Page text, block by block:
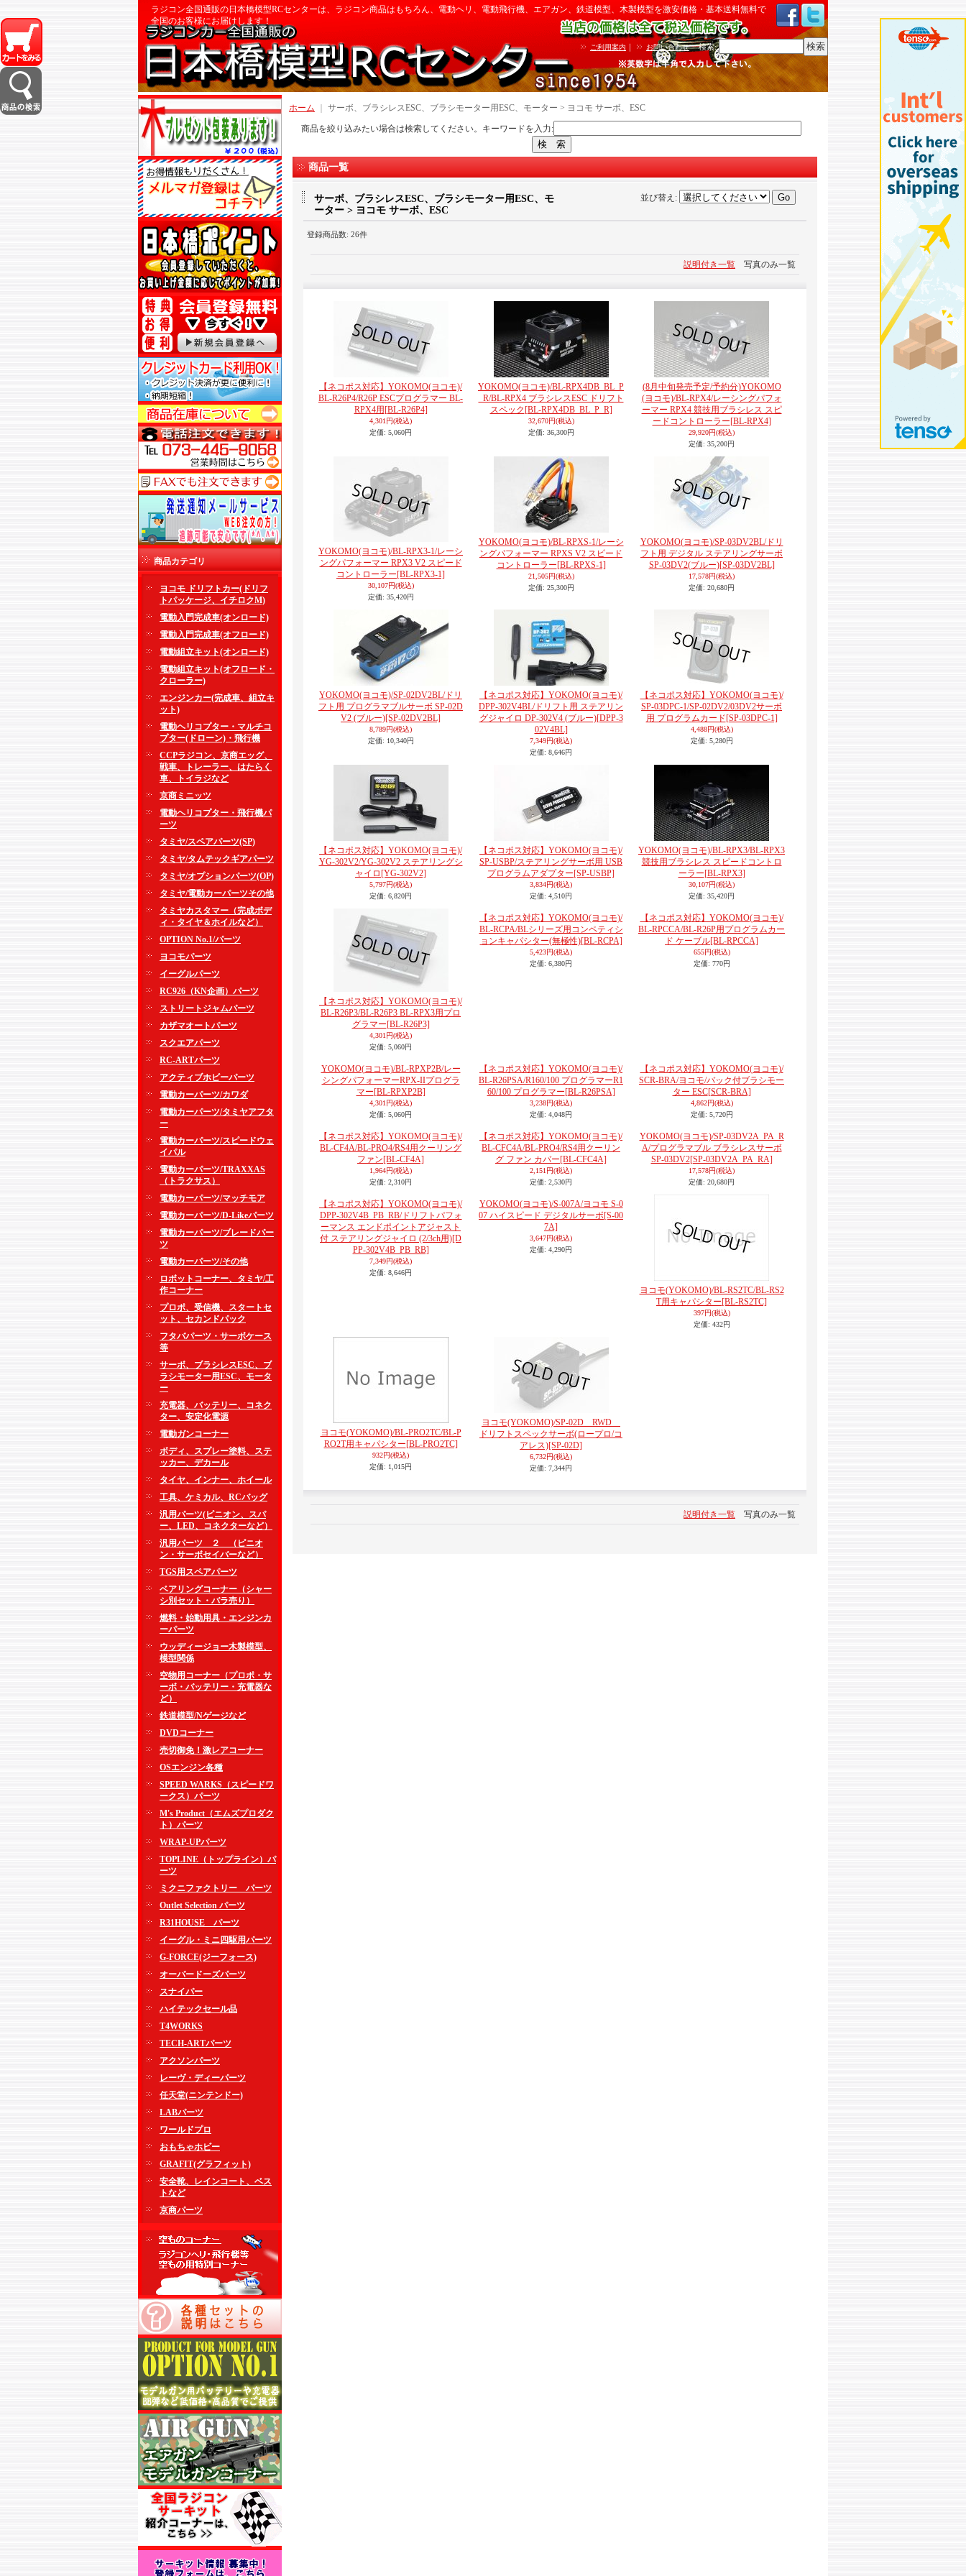
ラジコン全国通販の日本橋模型RCセンターは、ラジコン商品はもちろん、電動ヘリ、電動飛行機、エアガン、鉄道模型、木製模型を激安価格・基本送料無料で
全国のお客様にお届けします！
ご利用案内 ｜ お問い合わせ 検索:
商品カテゴリ
ヨコモ ドリフトカー(ドリフ
トパッケージ、イチロクM)
電動入門完成車(オンロード)
電動入門完成車(オフロード)
電動組立キット(オンロード)
電動組立キット(オフロード・
クローラー)
エンジンカー(完成車、組立キ
ット)
電動ヘリコプター・マルチコ
プター(ドローン)・飛行機
CCPラジコン、京商エッグ、
戦車、トレーラー、はたらく
車、トイラジなど
京商ミニッツ
電動ヘリコプター・飛行機パ
ーツ
タミヤ/スペアパーツ(SP)
タミヤ/タムテックギアパーツ
タミヤ/オプションパーツ(OP)
タミヤ/電動カーパーツその他
タミヤカスタマー（完成ボデ
ィ・タイヤ＆ホイルなど）
OPTION No.1/パーツ
ヨコモパーツ
イーグルパーツ
RC926（KN企画）パーツ
ストリートジャムパーツ
カザマオートパーツ
スクエアパーツ
RC-ARTパーツ
アクティブホビーパーツ
電動カーパーツ/カワダ
電動カーパーツ/タミヤアフタ
ー
電動カーパーツ/スピードウェ
イパル
電動カーパーツ/TRAXXAS
（トラクサス）
電動カーパーツ/マッチモア
電動カーパーツ/D-Likeパーツ
電動カーパーツ/ブレードパー
ツ
電動カーパーツ/その他
ロボットコーナー、タミヤ/工
作コーナー
プロポ、受信機、スタートセ
ット、セカンドパック
フタバパーツ・サーボケース
等
サーボ、ブラシレスESC、ブ
ラシモーター用ESC、モータ
ー
充電器、バッテリー、コネク
ター、安定化電源
電動ガンコーナー
ボディ、スプレー塗料、ステ
ッカー、デカール
タイヤ、インナー、ホイール
工具、ケミカル、RCバッグ
汎用パーツ(ピニオン、スパ
ー、LED、コネクターなど）
汎用パーツ ２ （ピニオ
ン・サーボセイバーなど）
TGS用スペアパーツ
ベアリングコーナー（シャー
シ別セット・バラ売り）
燃料・始動用具・エンジンカ
ーパーツ
ウッディージョー木製模型、
模型関係
空物用コーナー（プロポ・サ
ーボ・バッテリー・充電器な
ど）
鉄道模型/Nゲージなど
DVDコーナー
売切御免！激レアコーナー
OSエンジン各種
SPEED WARKS（スピードワ
ークス）パーツ
M's Product（エムズプロダク
ト）パーツ
WRAP-UPパーツ
TOPLINE（トップライン）パ
ーツ
ミクニファクトリー パーツ
Outlet Selection パーツ
R31HOUSE パーツ
イーグル・ミニ四駆用パーツ
G-FORCE(ジーフォース)
オーバードーズパーツ
スナイパー
ハイテックセール品
T4WORKS
TECH-ARTパーツ
アクソンパーツ
レーヴ・ディーパーツ
任天堂(ニンテンドー)
LABパーツ
ワールドプロ
おもちゃホビー
GRAFIT(グラフィット)
安全靴、レインコート、ベス
トなど
京商パーツ
ホーム サーボ、ブラシレスESC、ブラシモーター用ESC、モーター > ヨコモ サーボ、ESC
商品を絞り込みたい場合は検索してください。キーワードを入力:
商品一覧
サーボ、ブラシレスESC、ブラシモーター用ESC、モ
ーター > ヨコモ サーボ、ESC
並び替え :
登録商品数: 26件
説明付き一覧 写真のみ一覧
【ネコポス対応】YOKOMO(ヨコモ)/
BL-R26P4/R26P ESCプログラマー BL-
RPX4用 [BL-R26P4]
4,301円(税込)
定価: 5,060円
YOKOMO(ヨコモ)/BL-RPX4DB_BL_P
_R/BL-RPX4 ブラシレスESC ドリフト
スペック [BL-RPX4DB_BL_P_R]
32,670円(税込)
定価: 36,300円
(8月中旬発売予定/予約分)YOKOMO
(ヨコモ)/BL-RPX4/レーシングパフォ
ーマー RPX4 競技用ブラシレス スピ
ードコントローラー[BL-RPX4]
29,920円(税込)
定価: 35,200円
YOKOMO(ヨコモ)/BL-RPX3-1/レーシ
ングパフォーマー RPX3 V2 スピード
コントローラー[BL-RPX3-1]
30,107円(税込)
定価: 35,420円
YOKOMO(ヨコモ)/BL-RPXS-1/レーシ
ングパフォーマー RPXS V2 スピード
コントローラー[BL-RPXS-1]
21,505円(税込)
定価: 25,300円
YOKOMO(ヨコモ)/SP-03DV2BL/ドリ
フト用 デジタル ステアリングサーボ
SP-03DV2(ブルー)[SP-03DV2BL]
17,578円(税込)
定価: 20,680円
YOKOMO(ヨコモ)/SP-02DV2BL/ドリ
フト用 プログラマブルサーボ SP-02D
V2 (ブルー)[SP-02DV2BL]
8,789円(税込)
定価: 10,340円
【ネコポス対応】YOKOMO(ヨコモ)/
DPP-302V4BL/ドリフト用 ステアリン
グジャイロ DP-302V4 (ブルー)[DPP-3
02V4BL]
7,349円(税込)
定価: 8,646円
【ネコポス対応】YOKOMO(ヨコモ)/
SP-03DPC-1/SP-02DV2/03DV2サーボ
用 プログラムカード[SP-03DPC-1]
4,488円(税込)
定価: 5,280円
【ネコポス対応】YOKOMO(ヨコモ)/
YG-302V2/YG-302V2 ステアリングシ
ャイロ [YG-302V2]
5,797円(税込)
定価: 6,820円
【ネコポス対応】YOKOMO(ヨコモ)/
SP-USBP/ステアリングサーボ用 USB
プログラムアダプター[SP-USBP]
3,834円(税込)
定価: 4,510円
YOKOMO(ヨコモ)/BL-RPX3/BL-RPX3
競技用ブラシレス スピードコントロ
ーラー[BL-RPX3]
30,107円(税込)
定価: 35,420円
【ネコポス対応】YOKOMO(ヨコモ)/
BL-R26P3/BL-R26P3 BL-RPX3用プロ
グラマー[BL-R26P3]
4,301円(税込)
定価: 5,060円
【ネコポス対応】YOKOMO(ヨコモ)/
BL-RCPA/BLシリーズ用コンペティシ
ョンキャパシター(無極性)[BL-RCPA]
5,423円(税込)
定価: 6,380円
【ネコポス対応】YOKOMO(ヨコモ)/
BL-RPCCA/BL-R26P用プログラムカー
ド ケーブル[BL-RPCCA]
655円(税込)
定価: 770円
YOKOMO(ヨコモ)/BL-RPXP2B/レー
シングパフォーマーRPX-IIプログラ
マー[BL-RPXP2B]
4,301円(税込)
定価: 5,060円
【ネコポス対応】YOKOMO(ヨコモ)/
BL-R26PSA/R160/100 プログラマーR1
60/100 プログラマー[BL-R26PSA]
3,238円(税込)
定価: 4,048円
【ネコポス対応】YOKOMO(ヨコモ)/
SCR-BRA/ヨコモ/バック付ブラシモー
ター ESC[SCR-BRA]
4,862円(税込)
定価: 5,720円
【ネコポス対応】YOKOMO(ヨコモ)/
BL-CF4A/BL-PRO4/RS4用クーリング
ファン[BL-CF4A]
1,964円(税込)
定価: 2,310円
【ネコポス対応】YOKOMO(ヨコモ)/
BL-CFC4A/BL-PRO4/RS4用クーリン
グ ファン カバー[BL-CFC4A]
2,151円(税込)
定価: 2,530円
YOKOMO(ヨコモ)/SP-03DV2A_PA_R
A/プログラマブル ブラシレスサーボ
SP-03DV2[SP-03DV2A_PA_RA]
17,578円(税込)
定価: 20,680円
【ネコポス対応】YOKOMO(ヨコモ)/
DPP-302V4B_PB_RB/ドリフトパフォ
ーマンス エンドポイントアジャスト
付 ステアリングジャイロ (2/3ch用)[D
PP-302V4B_PB_RB]
7,349円(税込)
定価: 8,646円
YOKOMO(ヨコモ)/S-007A/ヨコモ S-0
07 ハイスピード デジタルサーボ[S-00
7A]
3,647円(税込)
定価: 4,290円
ヨコモ(YOKOMO)/BL-RS2TC/BL-RS2
T用キャパシター[BL-RS2TC]
397円(税込)
定価: 432円
ヨコモ(YOKOMO)/BL-PRO2TC/BL-P
RO2T用キャパシター[BL-PRO2TC]
932円(税込)
定価: 1,015円
ヨコモ(YOKOMO)/SP-02D RWD
ドリフトスペックサーボ(ロープロ/コ
アレス)[SP-02D]
6,732円(税込)
定価: 7,344円
説明付き一覧 写真のみ一覧